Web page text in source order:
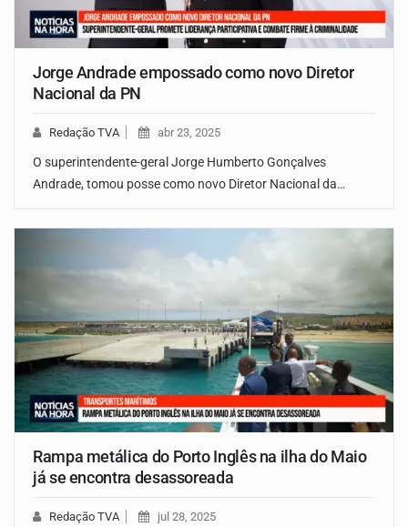
Jorge Andrade empossado como novo Diretor
Nacional da PN
Redação TVA abr 23, 2025
O superintendente-geral Jorge Humberto Gonçalves
Andrade, tomou posse como novo Diretor Nacional da…
Rampa metálica do Porto Inglês na ilha do Maio
já se encontra desassoreada
Redação TVA jul 28, 2025